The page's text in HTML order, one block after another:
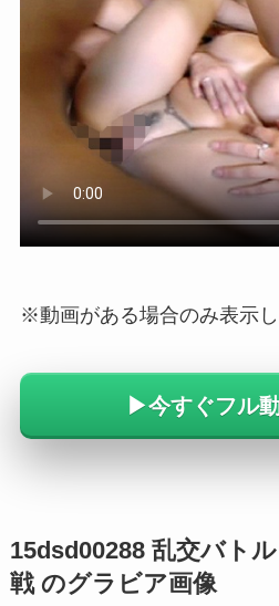
※動画がある場合のみ表示し
▶︎今すぐフル
15dsd00288 乱交バト
戦 のグラビア画像